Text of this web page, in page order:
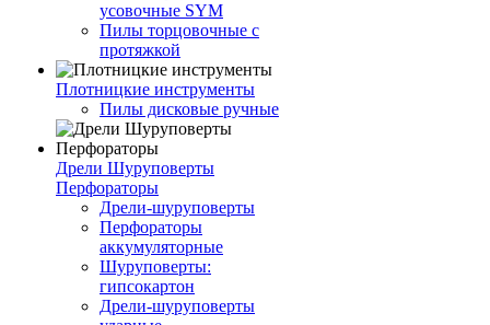
усовочные SYM
Пилы торцовочные с
протяжкой
Плотницкие инструменты
Пилы дисковые ручные
Дрели Шуруповерты
Перфораторы
Дрели-шуруповерты
Перфораторы
аккумуляторные
Шуруповерты:
гипсокартон
Дрели-шуруповерты